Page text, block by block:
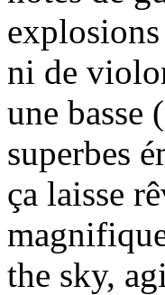
ni de
une basse
superbes
ça laisse
the sky,